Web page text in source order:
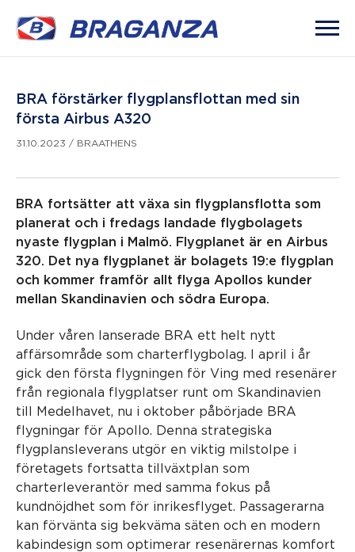
BRA förstärker flygplansflottan med sin
första Airbus A320
31.10.2023 / BRAATHENS
BRA fortsätter att växa sin flygplansflotta som
planerat och i fredags landade flygbolagets
nyaste flygplan i Malmö. Flygplanet är en Airbus
320. Det nya flygplanet är bolagets 19:e flygplan
och kommer framför allt flyga Apollos kunder
mellan Skandinavien och södra Europa.
Under våren lanserade BRA ett helt nytt
affärsområde som charterflygbolag. I april i år
gick den första flygningen för Ving med resenärer
från regionala flygplatser runt om Skandinavien
till Medelhavet, nu i oktober påbörjade BRA
flygningar för Apollo. Denna strategiska
flygplansleverans utgör en viktig milstolpe i
företagets fortsatta tillväxtplan som
charterleverantör med samma fokus på
kundnöjdhet som för inrikesflyget. Passagerarna
kan förvänta sig bekväma säten och en modern
kabindesign som optimerar resenärernas komfort